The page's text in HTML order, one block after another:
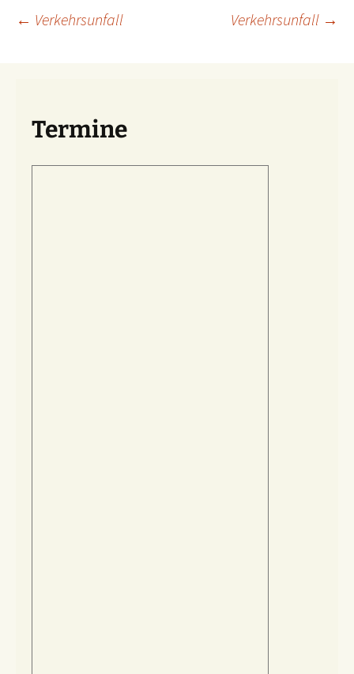
Beitragsnavigation
← Verkehrsunfall Verkehrsunfall →
Termine